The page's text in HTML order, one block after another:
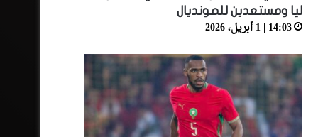
ليا ومستعدين للمونديال
14:03 | 1 أبريل، 2026